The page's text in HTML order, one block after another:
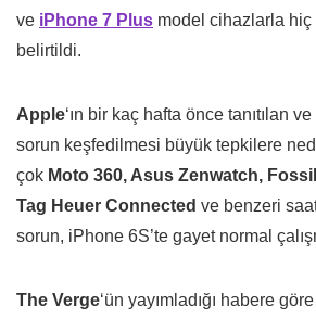
ve iPhone 7 Plus model cihazlarla hiç
belirtildi.
Apple‘ın bir kaç hafta önce tanıtılan
sorun keşfedilmesi büyük tepkilere
çok Moto 360, Asus Zenwatch,
Tag Heuer Connected ve benzeri
sorun, iPhone 6S’te gayet normal
The Verge‘ün yayımladığı habere göre